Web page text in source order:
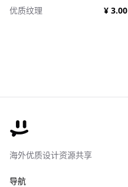
优质纹理
¥ 3.00
海外优质设计资源共享
导航